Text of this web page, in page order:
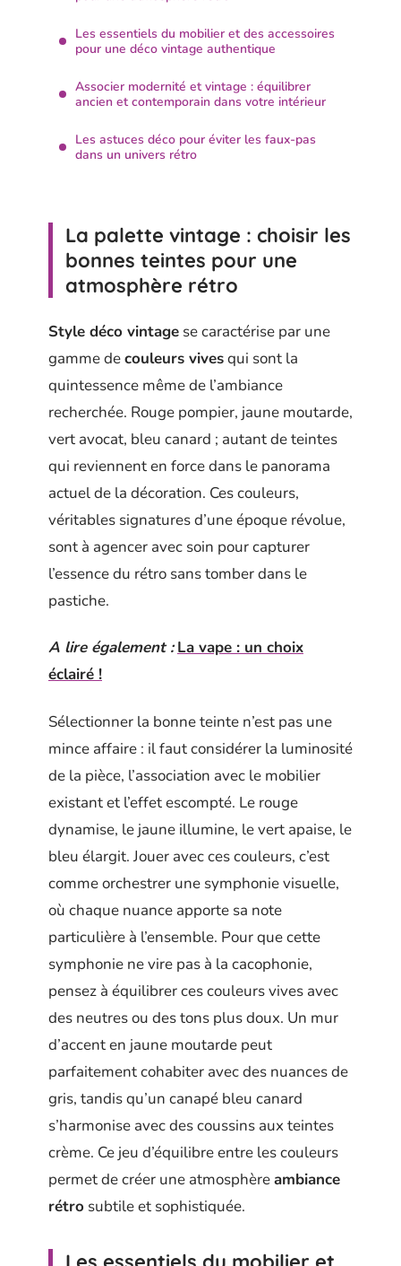
Les essentiels du mobilier et des accessoires
pour une déco vintage authentique
Associer modernité et vintage : équilibrer
ancien et contemporain dans votre intérieur
Les astuces déco pour éviter les faux-pas
dans un univers rétro
La palette vintage : choisir les
bonnes teintes pour une
atmosphère rétro
Style déco vintage se caractérise par une
gamme decouleurs vivesqui sont la
quintessence même de l’ambiance
recherchée. Rouge pompier, jaune moutarde,
vert avocat, bleu canard ; autant de teintes
qui reviennent en force dans le panorama
actuel de la décoration. Ces couleurs,
véritables signatures d’une époque révolue,
sont à agencer avec soin pour capturer
l’essence du rétro sans tomber dans le
pastiche.
A lire également : La vape : un choix
éclairé !
Sélectionner la bonne teinte n’est pas une
mince affaire : il faut considérer la luminosité
de la pièce, l’association avec le mobilier
existant et l’effet escompté. Le rouge
dynamise, le jaune illumine, le vert apaise, le
bleu élargit. Jouer avec ces couleurs, c’est
comme orchestrer une symphonie visuelle,
où chaque nuance apporte sa note
particulière à l’ensemble. Pour que cette
symphonie ne vire pas à la cacophonie,
pensez à équilibrer ces couleurs vives avec
des neutres ou des tons plus doux. Un mur
d’accent en jaune moutarde peut
parfaitement cohabiter avec des nuances de
gris, tandis qu’un canapé bleu canard
s’harmonise avec des coussins aux teintes
crème. Ce jeu d’équilibre entre les couleurs
permet de créer une atmosphèreambiance
rétro subtile et sophistiquée.